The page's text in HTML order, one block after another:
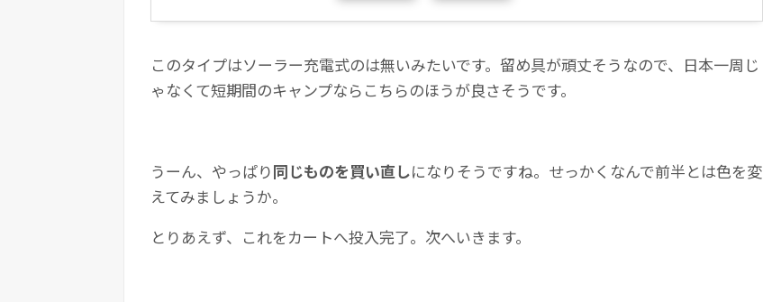
このタイプはソーラー充電式のは無いみたいです。留め具が頑丈そうなので、日本一周じ
ゃなくて短期間のキャンプならこちらのほうが良さそうです。
うーん、やっぱり同じものを買い直しになりそうですね。せっかくなんで前半とは色を変
えてみましょうか。
とりあえず、これをカートへ投入完了。次へいきます。